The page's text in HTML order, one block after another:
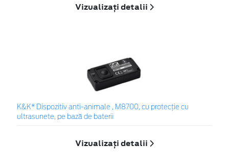
Vizualizați detalii
K&K* Dispozitiv anti-animale , M8700, cu protecție cu
ultrasunete, pe bază de baterii
Vizualizați detalii